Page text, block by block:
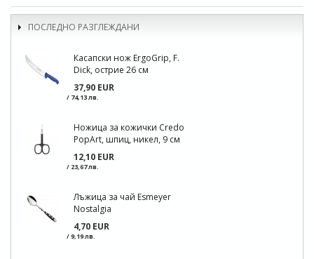
ПОСЛЕДНО РАЗГЛЕЖДАНИ
Касапски нож ErgoGrip, F.
Dick, острие 26 см
37,90 EUR
/ 74,13 лв.
Ножица за кожички Credo
PopArt, шпиц, никел, 9 см
12,10 EUR
/ 23,67 лв.
Лъжица за чай Esmeyer
Nostalgia
4,70 EUR
/ 9,19 лв.